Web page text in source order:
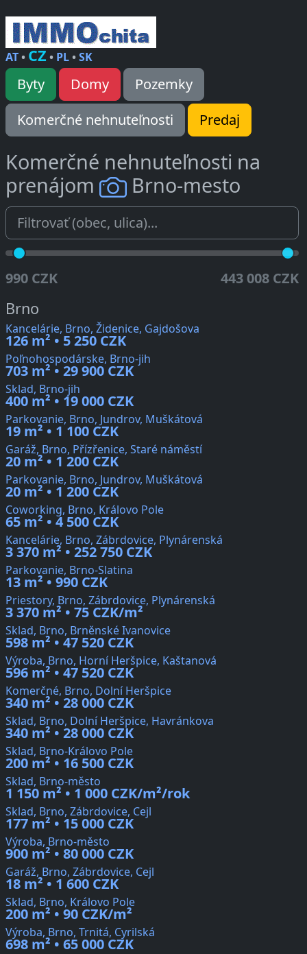
AT• CZ • PL•SK
Byty Domy
Pozemky
Komerčné nehnuteľnosti
Predaj
Komerčné nehnuteľnosti na
prenájom
Brno-mesto
990 CZK 443 008 CZK
Brno
Kancelárie, Brno, Židenice, Gajdošova
126 m² • 5 250 CZK
Poľnohospodárske, Brno-jih
703 m² • 29 900 CZK
Sklad, Brno-jih
400 m² • 19 000 CZK
Parkovanie, Brno, Jundrov, Muškátová
19 m² • 1 100 CZK
Garáž, Brno, Přízřenice, Staré náměstí
20 m² • 1 200 CZK
Parkovanie, Brno, Jundrov, Muškátová
20 m² • 1 200 CZK
Coworking, Brno, Královo Pole
65 m² • 4 500 CZK
Kancelárie, Brno, Zábrdovice, Plynárenská
3 370 m² • 252 750 CZK
Parkovanie, Brno-Slatina
13 m² • 990 CZK
Priestory, Brno, Zábrdovice, Plynárenská
3 370 m² • 75 CZK/m²
Sklad, Brno, Brněnské Ivanovice
598 m² • 47 520 CZK
Výroba, Brno, Horní Heršpice, Kaštanová
596 m² • 47 520 CZK
Komerčné, Brno, Dolní Heršpice
340 m² • 28 000 CZK
Sklad, Brno, Dolní Heršpice, Havránkova
340 m² • 28 000 CZK
Sklad, Brno-Královo Pole
200 m² • 16 500 CZK
Sklad, Brno-město
1 150 m² • 1 000 CZK/m²/rok
Sklad, Brno, Zábrdovice, Cejl
177 m² • 15 000 CZK
Výroba, Brno-město
900 m² • 80 000 CZK
Garáž, Brno, Zábrdovice, Cejl
18 m² • 1 600 CZK
Sklad, Brno, Královo Pole
200 m² • 90 CZK/m²
Výroba, Brno, Trnitá, Cyrilská
698 m² • 65 000 CZK